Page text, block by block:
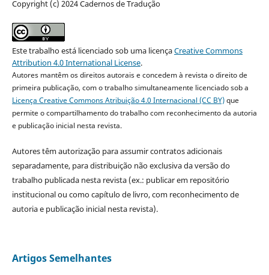
Copyright (c) 2024 Cadernos de Tradução
Este trabalho está licenciado sob uma licençaCreative Commons
Attribution 4.0 International License.
Autores mantêm os direitos autorais e concedem à revista o direito de
primeira publicação, com o trabalho simultaneamente licenciado sob a
Licença Creative Commons Atribuição 4.0 Internacional (CC BY)que
permite o compartilhamento do trabalho com reconhecimento da autoria
e publicação inicial nesta revista.
Autores têm autorização para assumir contratos adicionais
separadamente, para distribuição não exclusiva da versão do
trabalho publicada nesta revista (ex.: publicar em repositório
institucional ou como capítulo de livro, com reconhecimento de
autoria e publicação inicial nesta revista).
Artigos Semelhantes